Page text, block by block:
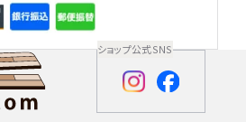
ショップ公式SNS